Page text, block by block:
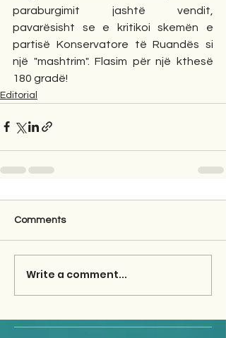
paraburgimit jashtë vendit,
pavarësisht se e kritikoi skemën e
partisë Konservatore të Ruandës si
një "mashtrim". Flasim për një kthesë
180 gradë!
Editorial
Comments
Write a comment...